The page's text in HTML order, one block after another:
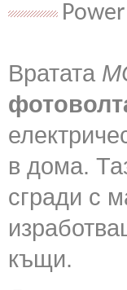
Вратата
в дома.
сгради с
къщи.